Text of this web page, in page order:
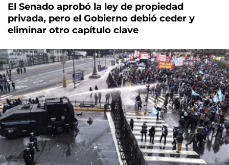
El Senado aprobó la ley de propiedad
privada, pero el Gobierno debió ceder y
eliminar otro capítulo clave